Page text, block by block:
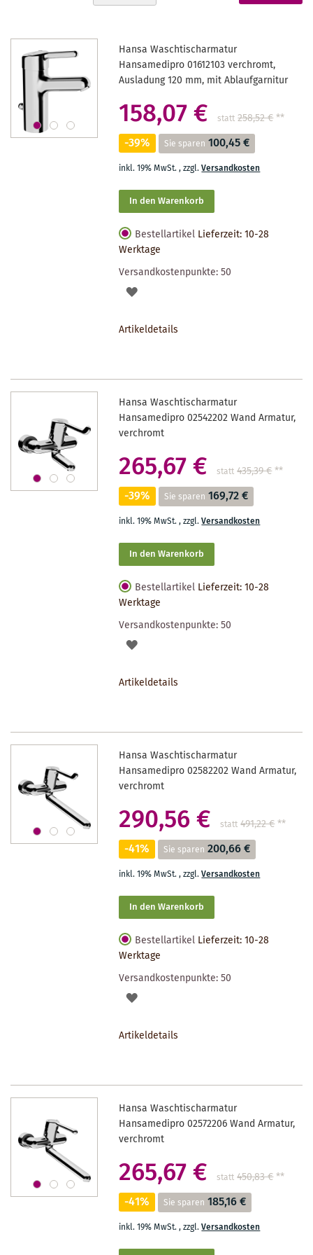
gerade
Hansa Waschtischarmatur
Hansamedipro 01612103 verchromt,
Ausladung 120 mm, mit Ablaufgarnitur
158,07 € statt 258,52 €**
-39% Sie sparen 100,45 €
inkl. 19% MwSt.,zzgl.Versandkosten
In den Warenkorb
Bestellartikel Lieferzeit: 10-28
Werktage
Versandkostenpunkte:50
AUF
Artikeldetails
Hansa Waschtischarmatur
Hansamedipro 02542202 Wand Armatur,
verchromt
265,67 € statt 435,39 €**
-39% Sie sparen 169,72 €
inkl. 19% MwSt.,zzgl.Versandkosten
In den Warenkorb
Bestellartikel Lieferzeit: 10-28
Werktage
Versandkostenpunkte:50
AUF
Artikeldetails
Hansa Waschtischarmatur
Hansamedipro 02582202 Wand Armatur,
verchromt
290,56 € statt 491,22 €**
-41% Sie sparen 200,66 €
inkl. 19% MwSt.,zzgl.Versandkosten
In den Warenkorb
Bestellartikel Lieferzeit: 10-28
Werktage
Versandkostenpunkte:50
AUF
Artikeldetails
Hansa Waschtischarmatur
Hansamedipro 02572206 Wand Armatur,
verchromt
265,67 € statt 450,83 €**
-41% Sie sparen 185,16 €
inkl. 19% MwSt.,zzgl.Versandkosten